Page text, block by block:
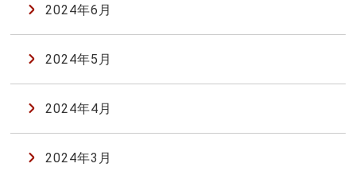
2024年6月
2024年5月
2024年4月
2024年3月